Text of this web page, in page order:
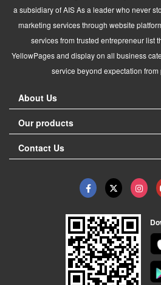
a subsidiary of AIS As a leader who never
marketing services through website
services from trusted entrepreneur list
YellowPages and display on all business
service beyond expectation
About Us
Our products
Contact Us